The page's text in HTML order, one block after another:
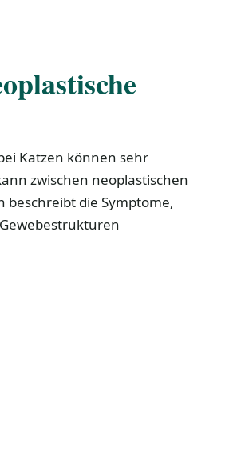
Katzen können sehr
zwischen neoplastischen
beschreibt die Symptome,